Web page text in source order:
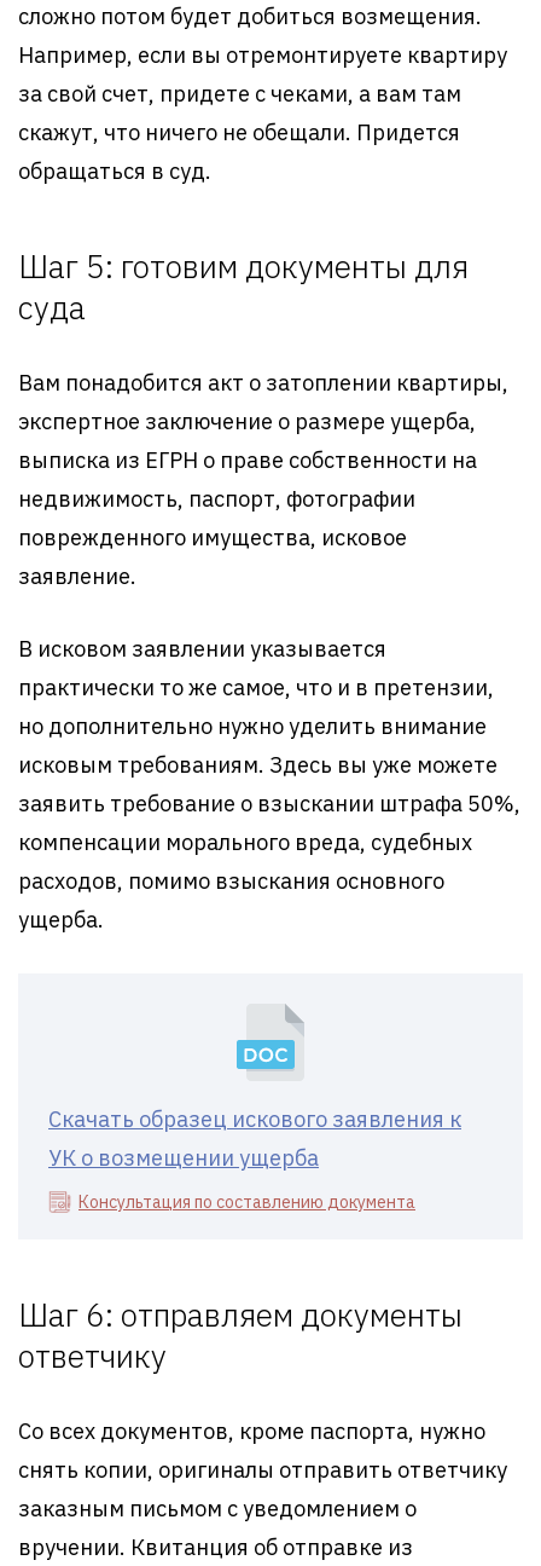
сложно потом будет добиться возмещения.
Например, если вы отремонтируете квартиру
за свой счет, придете с чеками, а вам там
скажут, что ничего не обещали. Придется
обращаться в суд.
Шаг 5: готовим документы для
суда
Вам понадобится акт о затоплении квартиры,
экспертное заключение о размере ущерба,
выписка из ЕГРН о праве собственности на
недвижимость, паспорт, фотографии
поврежденного имущества, исковое
заявление.
В исковом заявлении указывается
практически то же самое, что и в претензии,
но дополнительно нужно уделить внимание
исковым требованиям. Здесь вы уже можете
заявить требование о взыскании штрафа 50%,
компенсации морального вреда, судебных
расходов, помимо взыскания основного
ущерба.
Скачать образец искового заявления к
УК о возмещении ущерба
Консультация по составлению документа
Шаг 6: отправляем документы
ответчику
Со всех документов, кроме паспорта, нужно
снять копии, оригиналы отправить ответчику
заказным письмом с уведомлением о
вручении. Квитанция об отправке из